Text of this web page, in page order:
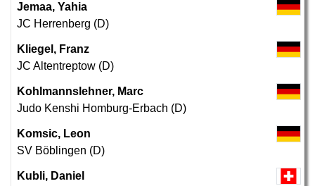
Jemaa, Yahia
JC Herrenberg (D)
Kliegel, Franz
JC Altentreptow (D)
Kohlmannslehner, Marc
Judo Kenshi Homburg-Erbach (D)
Komsic, Leon
SV Böblingen (D)
Kubli, Daniel